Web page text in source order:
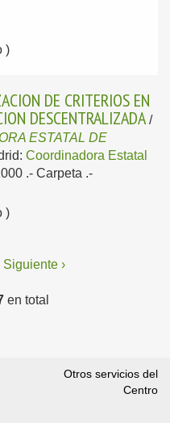
)
DE CRITERIOS EN
DESCENTRALIZADA /
ESTATAL DE
Coordinadora Estatal
.- Carpeta .-
)
Siguiente ›
en total
Otros servicios del
Centro